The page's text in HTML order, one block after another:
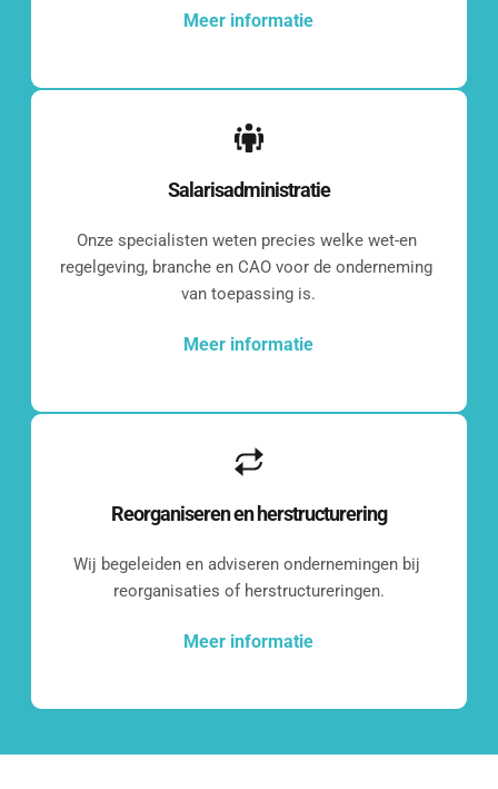
Wat vinden onze
klanten?
Even kennismaken?
Benieuwd wat we voor jouw bedrijf
kunnen betekenen?
kennismakingsgesprek inplannen.
Contact opnemen
Meer informatie
Salarisadministratie
Onze specialisten weten precies welke wet-en
regelgeving, branche en CAO voor de onderneming
van toepassing is.
Meer informatie
Reorganiseren en herstructurering
Wij begeleiden en adviseren ondernemingen bij
reorganisaties of herstructureringen.
Meer informatie